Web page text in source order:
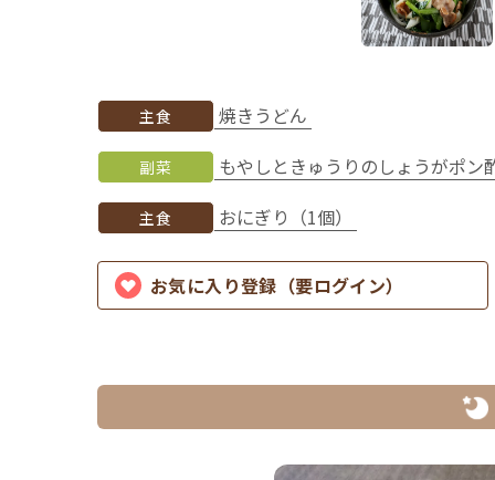
主食 焼きうどん
副菜 もやしときゅうりのしょうがポン
主食 おにぎり（1個）
お気に入り登録（要ログイン）